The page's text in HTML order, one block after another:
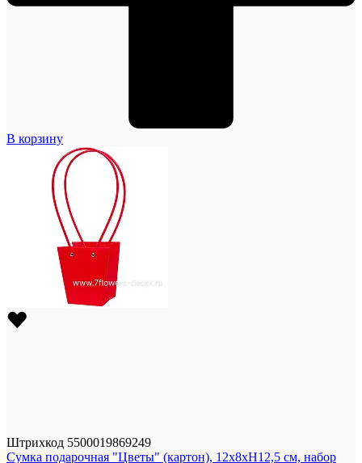
В корзину
Штрихкод 5500019869249
Сумка подарочная "Цветы" (картон), 12x8xH12,5 см, набор